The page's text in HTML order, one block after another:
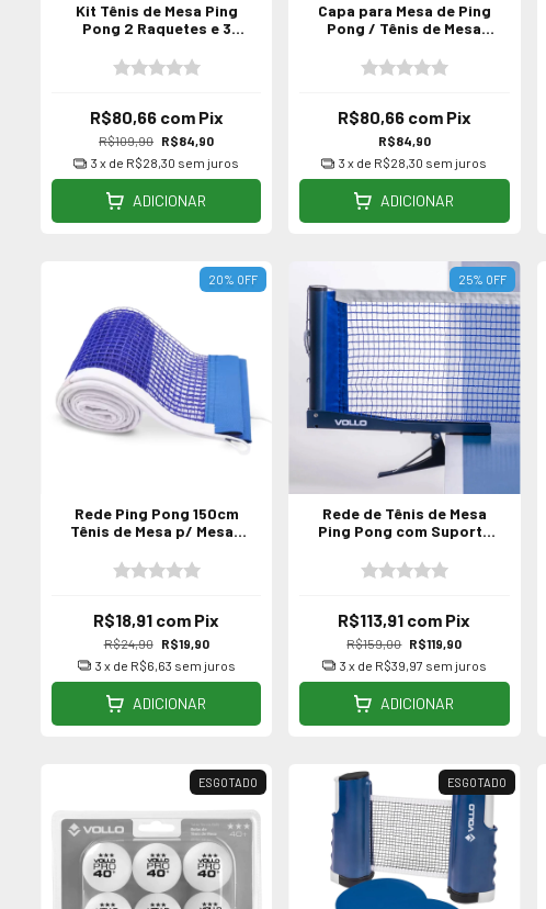
Kit Tênis de Mesa Ping
Pong 2 Raquetes e 3
R$109,90 R$84,90
R$80,66 com Pix
3 x de R$28,30 sem juros
ADICIONAR
Capa para Mesa de Ping
Pong / Tênis de Mesa
R$84,90
R$80,66 com Pix
3 x de R$28,30 sem juros
ADICIONAR
20% OFF
Rede Ping Pong 150cm
Tênis de Mesa p/ Mesas
R$24,90 R$19,90
R$18,91 com Pix
3 x de R$6,63 sem juros
ADICIONAR
25% OFF
Rede de Tênis de Mesa
Ping Pong com Suporte
R$159,00 R$119,90
R$113,91 com Pix
3 x de R$39,97 sem juros
ADICIONAR
ESGOTADO ESGOTADO